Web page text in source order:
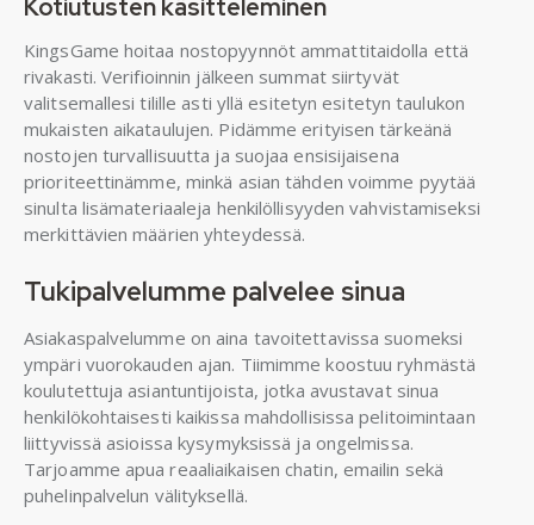
Kotiutusten käsitteleminen
KingsGame hoitaa nostopyynnöt ammattitaidolla että
rivakasti. Verifioinnin jälkeen summat siirtyvät
valitsemallesi tilille asti yllä esitetyn esitetyn taulukon
mukaisten aikataulujen. Pidämme erityisen tärkeänä
nostojen turvallisuutta ja suojaa ensisijaisena
prioriteettinämme, minkä asian tähden voimme pyytää
sinulta lisämateriaaleja henkilöllisyyden vahvistamiseksi
merkittävien määrien yhteydessä.
Tukipalvelumme palvelee sinua
Asiakaspalvelumme on aina tavoitettavissa suomeksi
ympäri vuorokauden ajan. Tiimimme koostuu ryhmästä
koulutettuja asiantuntijoista, jotka avustavat sinua
henkilökohtaisesti kaikissa mahdollisissa pelitoimintaan
liittyvissä asioissa kysymyksissä ja ongelmissa.
Tarjoamme apua reaaliaikaisen chatin, emailin sekä
puhelinpalvelun välityksellä.